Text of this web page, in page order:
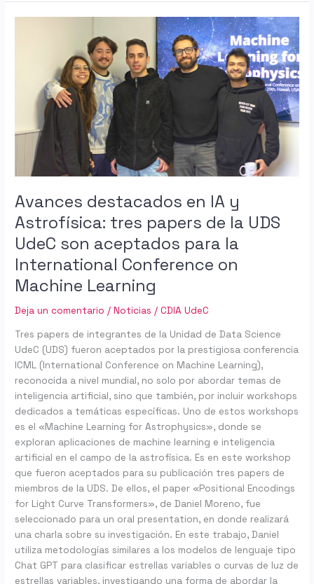
Avances destacados en IA y
Astrofísica: tres papers de la UDS
UdeC son aceptados para la
International Conference on
Machine Learning
Deja un comentario /Noticias /CDIA UdeC
Tres papers de integrantes de la Unidad de Data Science
UdeC (UDS) fueron aceptados por la prestigiosa conferencia
ICML (International Conference on Machine Learning),
reconocida a nivel mundial, no solo por abordar temas de
inteligencia artificial, sino que también, por incluir workshops
dedicados a temáticas específicas. Uno de estos workshops
es el «Machine Learning for Astrophysics», donde se
exploran aplicaciones de machine learning e inteligencia
artificial en el campo de la astrofísica. Es en este workshop
que fueron aceptados para su publicación tres papers de
miembros de la UDS. De ellos, el paper «Positional Encodings
for Light Curve Transformers», de Daniel Moreno, fue
seleccionado para un oral presentation, en donde realizará
una charla sobre su investigación. En este trabajo, Daniel
utiliza metodologías similares a los modelos de lenguaje tipo
Chat GPT para clasificar estrellas variables o curvas de luz de
estrellas variables, investigando una forma de abordar la
Astrofísica:
papers
UDS
UdeC
son
aceptados
para
International
Conference
Machine
Learning